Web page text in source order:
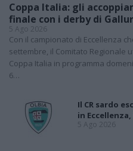
Coppa Italia: gli
finale con i derby di
5 Ago 2026
Con il campionato di Eccellenza
settembre, il Comitato Regionale
Coppa Italia in programma
6…
Il CR sardo
in
5 Ago 2026